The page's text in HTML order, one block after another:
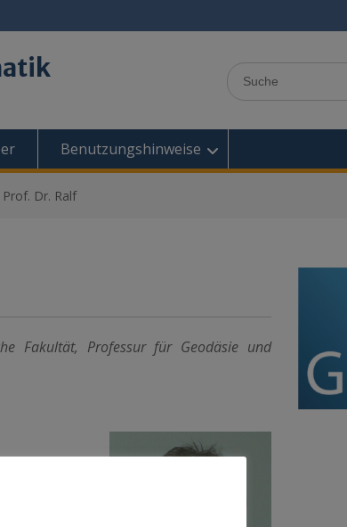
Search
for:
Benutzungshinweise
Prof. Dr. Ralf
Fakultät, Professur für Geodäsie und